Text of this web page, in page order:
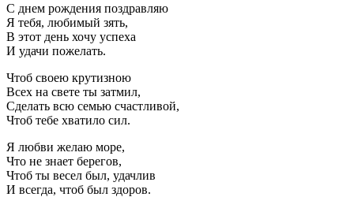
С днем рождения поздравляю
Я тебя, любимый зять,
В этот день хочу успеха
И удачи пожелать.
Чтоб своею крутизною
Всех на свете ты затмил,
Сделать всю семью счастливой,
Чтоб тебе хватило сил.
Я любви желаю море,
Что не знает берегов,
Чтоб ты весел был, удачлив
И всегда, чтоб был здоров.